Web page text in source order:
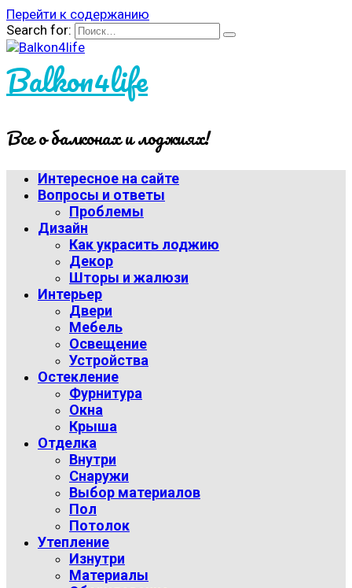
Перейти к содержанию
Search for:
Balkon4life
Все о балконах и лоджиях!
Интересное на сайте
Вопросы и ответы
Проблемы
Дизайн
Как украсить лоджию
Декор
Шторы и жалюзи
Интерьер
Двери
Мебель
Освещение
Устройства
Остекление
Фурнитура
Окна
Крыша
Отделка
Внутри
Снаружи
Выбор материалов
Пол
Потолок
Утепление
Изнутри
Материалы